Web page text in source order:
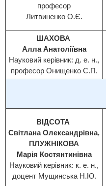
професор
Литвиненко О.Є.
ШАХОВА
Алла Анатоліївна
Науковий керівник: д. е. н.,
професор Онищенко С.П.
ВІДСОТА
Світлана Олександрівна,
ПЛУЖНІКОВА
Марія Костянтинівна
Науковий керівник: к. е. н.,
доцент Мущинська Н.Ю.